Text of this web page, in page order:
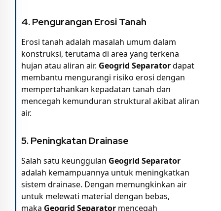
4. Pengurangan Erosi Tanah
Erosi tanah adalah masalah umum dalam
konstruksi, terutama di area yang terkena
hujan atau aliran air. Geogrid Separatordapat
membantu mengurangi risiko erosi dengan
mempertahankan kepadatan tanah dan
mencegah kemunduran struktural akibat aliran
air.
5. Peningkatan Drainase
Salah satu keunggulan Geogrid Separator
adalah kemampuannya untuk meningkatkan
sistem drainase. Dengan memungkinkan air
untuk melewati material dengan bebas,
maka Geogrid Separator mencegah